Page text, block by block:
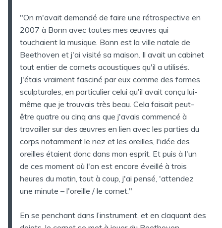
"On m'avait demandé de faire une rétrospective en
2007 à Bonn avec toutes mes œuvres qui
touchaient la musique. Bonn est la ville natale de
Beethoven et j'ai visité sa maison. Il avait un cabinet
tout entier de cornets acoustiques qu'il a utilisés.
J'étais vraiment fasciné par eux comme des formes
sculpturales, en particulier celui qu'il avait conçu lui-
même que je trouvais très beau. Cela faisait peut-
être quatre ou cinq ans que j'avais commencé à
travailler sur des œuvres en lien avec les parties du
corps notamment le nez et les oreilles, l'idée des
oreilles étaient donc dans mon esprit. Et puis à l'un
de ces moment où l'on est encore éveillé à trois
heures du matin, tout à coup, j'ai pensé, 'attendez
une minute – l'oreille / le cornet."
En se penchant dans l’instrument, et en claquant des